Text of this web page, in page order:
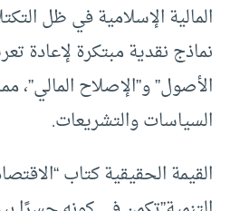
المالية الإسلامية في ظل
نماذج نقدية مبتكرة لإعادة
الأصول” و”الإصلاح المالي”،
السياسات والتشريعات.
القيمة الحقيقية كتاب